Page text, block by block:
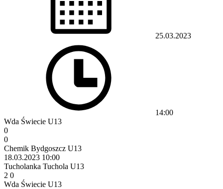
25.03.2023
14:00
Wda Świecie U13
0
0
Chemik Bydgoszcz U13
18.03.2023 10:00
Tucholanka Tuchola U13
2 0
Wda Świecie U13